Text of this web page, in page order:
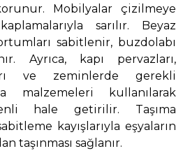
Mobilyalar çizilmeye
sarılır. Beyaz
sabitlenir, buzdolabı
Ayrıca, kapı pervazları,
ve zeminlerde gerekli
malzemeleri kullanılarak
hale getirilir. Taşıma
kayışlarıyla eşyaların
taşınması sağlanır.